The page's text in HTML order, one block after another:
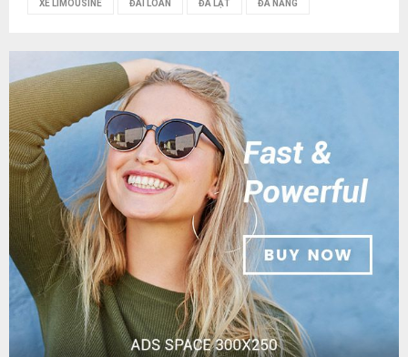
XE LIMOUSINE ĐÀI LOAN ĐÀ LẠT ĐÀ NẴNG